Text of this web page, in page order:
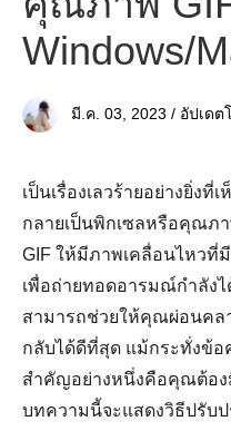
Windows/
มี.ค. 03, 2023 / อัปเดต
เป็นเรื่องเลวร้ายอย่างยิ่ง
กลายเป็นพิกเซลหรือคุณภ
GIF ให้มีภาพเคลื่อนไหวที่
เพื่อถ่ายทอดอารมณ์กำลัง
สามารถช่วยให้คุณผ่อนค
กลับได้ดีที่สุด แม้กระทั่งข้
สำคัญอย่างหนึ่งคือคุณต้อง
บทความนี้จะแสดงวิธีปรับป